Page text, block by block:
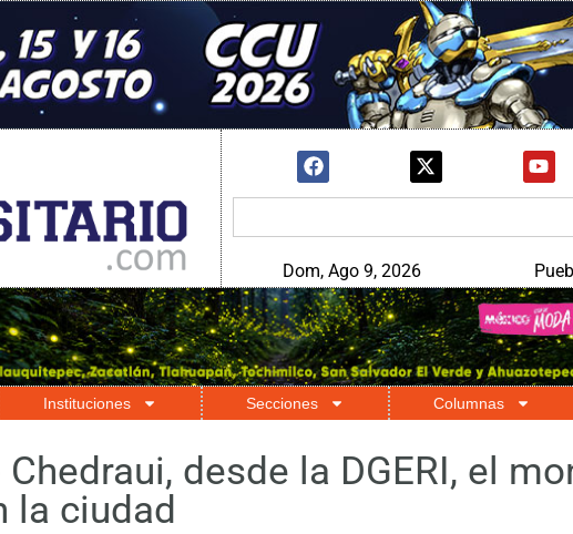
Dom, Ago 9, 2026
Instituciones Secciones Columnas
desde la DGERI, el
la ciudad